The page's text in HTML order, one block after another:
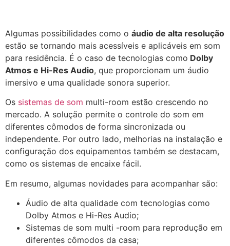
Algumas possibilidades como o áudio de alta resolução
estão se tornando mais acessíveis e aplicáveis em som
para residência. É o caso de tecnologias como Dolby
Atmos e Hi-Res Audio, que proporcionam um áudio
imersivo e uma qualidade sonora superior.
Os sistemas de som multi-room estão crescendo no
mercado. A solução permite o controle do som em
diferentes cômodos de forma sincronizada ou
independente. Por outro lado, melhorias na instalação e
configuração dos equipamentos também se destacam,
como os sistemas de encaixe fácil.
Em resumo, algumas novidades para acompanhar são:
Áudio de alta qualidade com tecnologias como
Dolby Atmos e Hi-Res Audio;
Sistemas de som multi -room para reprodução em
diferentes cômodos da casa;